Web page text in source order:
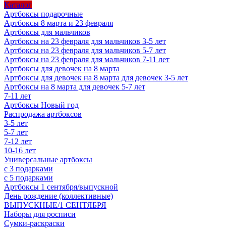
Каталог
Артбоксы подарочные
Артбоксы 8 марта и 23 февраля
Артбоксы для мальчиков
Артбоксы на 23 февраля для мальчиков 3-5 лет
Артбоксы на 23 февраля для мальчиков 5-7 лет
Артбоксы на 23 февраля для мальчиков 7-11 лет
Артбоксы для девочек на 8 марта
Артбоксы для девочек на 8 марта для девочек 3-5 лет
Артбоксы на 8 марта для девочек 5-7 лет
7-11 лет
Артбоксы Новый год
Распродажа артбоксов
3-5 лет
5-7 лет
7-12 лет
10-16 лет
Универсальные артбоксы
с 3 подарками
с 5 подарками
Артбоксы 1 сентября/выпускной
День рождение (коллективные)
ВЫПУСКНЫЕ/1 СЕНТЯБРЯ
Наборы для росписи
Сумки-раскраски